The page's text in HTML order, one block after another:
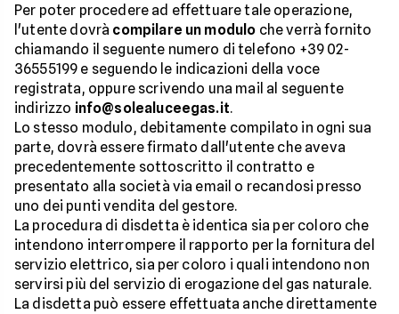
Per poter procedere ad effettuare tale operazione,
l'utente dovrà compilare un modulo che verrà fornito
chiamando il seguente numero di telefono +39 02-
36555199 e seguendo le indicazioni della voce
registrata, oppure scrivendo una mail al seguente
indirizzo info@solealuceegas.it.
Lo stesso modulo, debitamente compilato in ogni sua
parte, dovrà essere firmato dall'utente che aveva
precedentemente sottoscritto il contratto e
presentato alla società via email o recandosi presso
uno dei punti vendita del gestore.
La procedura di disdetta è identica sia per coloro che
intendono interrompere il rapporto per la fornitura del
servizio elettrico, sia per coloro i quali intendono non
servirsi più del servizio di erogazione del gas naturale.
La disdetta può essere effettuata anche direttamente